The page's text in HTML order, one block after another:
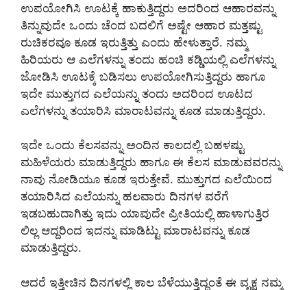
ಉಪಯೋಗಿಸಿ ಊಟಕ್ಕೆ ಹಾಕುತ್ತಿದ್ದರು ಅದರಿಂದ ಆಹಾರವನ್ನು
ತಿನ್ನುವುದೇ ಒಂದು ಚೆಂದ ಬದಲಿಗೆ ಅಷ್ಟೇ ಆಹಾರ ಮತ್ತಷ್ಟು
ರುಚಿಕರವೂ ಕೂಡ ಇರುತ್ತಿತ್ತು ಎಂದು ಹೇಳುತ್ತಾರೆ. ನಮ್ಮ
ಹಿರಿಯರು ಆ ಎಲೆಗಳನ್ನು ತಂದು ಹಂಚಿ ಕಡ್ಡಿಯಲ್ಲಿ ಎಲೆಗಳನ್ನು
ಜೋಡಿಸಿ ಊಟಕ್ಕೆ ಬಡಿಸಲು ಉಪಯೋಗಿಸುತ್ತಿದ್ದರು ಹಾಗೂ
ಇದೇ ಮುತ್ತುಗದ ಎಲೆಯನ್ನು ತಂದು ಅದರಿಂದ ಊಟದ
ಎಲೆಗಳನ್ನು ತಯಾರಿಸಿ ಮಾರಾಟವನ್ನು ಕೂಡ ಮಾಡುತ್ತಿದ್ದರು.
ಇದೇ ಒಂದು ಕೆಲಸವನ್ನು ಅಂದಿನ ಕಾಲದಲ್ಲಿ ಬಹಳಷ್ಟು
ಮಹಿಳೆಯರು ಮಾಡುತ್ತಿದ್ದರು ಹಾಗೂ ಈ ಕೆಲಸ ಮಾಡುವವರನ್ನು
ನಾವು ನೋಡಿಯೂ ಕೂಡ ಇರುತ್ತೇವೆ. ಮುತ್ತುಗದ ಎಲೆಯಿಂದ
ತಯಾರಿಸಿದ ಎಲೆಯನ್ನು ಹಲವಾರು ದಿನಗಳ ವರೆಗೆ
ಇಡಬಹುದಾಗಿತ್ತು ಇದು ಯಾವುದೇ ಪ್ರೀತಿಯಲ್ಲಿ ಹಾಳಾಗುತ್ತಿರ
ಲಿಲ್ಲ ಆದ್ದರಿಂದ ಇದನ್ನು ಮಾಡಿಟ್ಟು ಮಾರಾಟವನ್ನು ಕೂಡ
ಮಾಡುತ್ತಿದ್ದರು.
ಆದರೆ ಇತ್ತೀಚಿನ ದಿನಗಳಲ್ಲಿ ಕಾಲ ಬೆಳೆಯುತ್ತಿದ್ದಂತೆ ಈ ವೃಕ್ಷ ನಮ್ಮ